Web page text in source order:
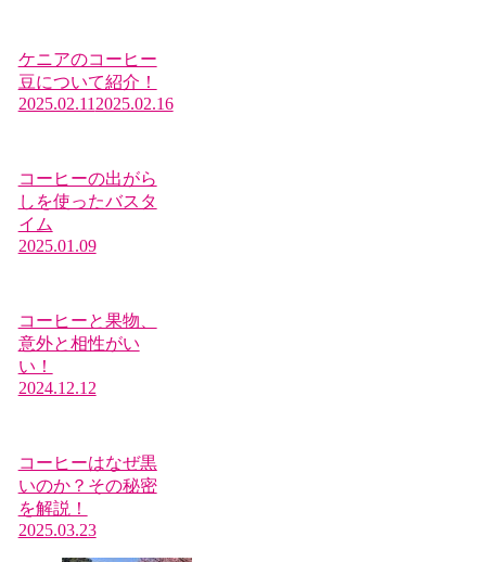
ケニアのコーヒー
豆について紹介！
2025.02.11 2025.02.16
コーヒーの出がら
しを使ったバスタ
イム
2025.01.09
コーヒーと果物、
意外と相性がい
い！
2024.12.12
コーヒーはなぜ黒
いのか？その秘密
を解説！
2025.03.23